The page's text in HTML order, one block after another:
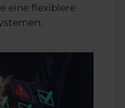
eine flexiblere